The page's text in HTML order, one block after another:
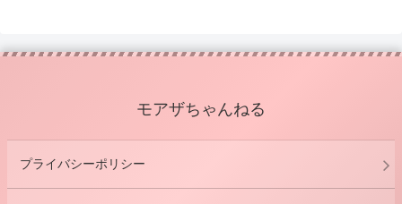
モアザちゃんねる
プライバシーポリシー